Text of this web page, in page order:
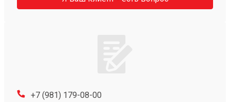
+7 (981) 179-08-00